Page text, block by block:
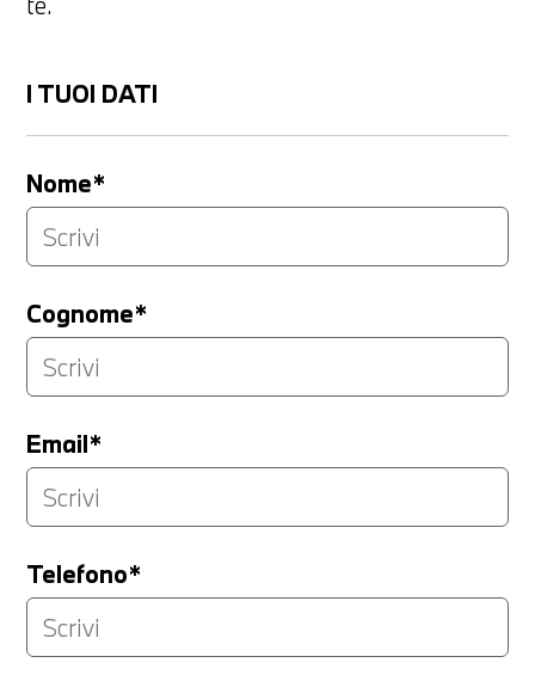
I TUOI DATI
Nome*
Cognome*
Email*
Telefono*